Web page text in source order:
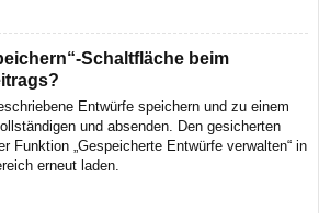
Schaltfläche beim
Entwürfe speichern und zu einem
und absenden. Den gesicherten
Funktion „Gespeicherte Entwürfe verwalten“ in
erneut laden.